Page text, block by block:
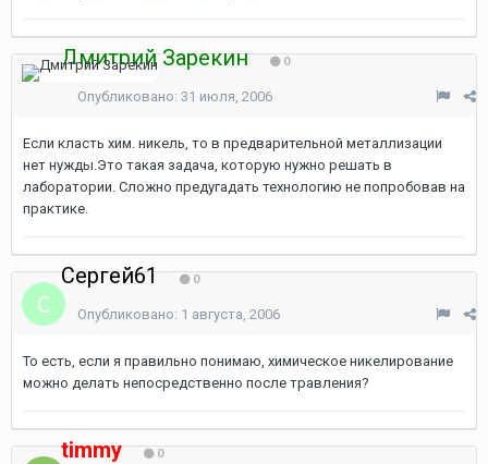
Дмитрий Зарекин 0
Опубликовано: 31 июля, 2006
Если класть хим. никель, то в предварительной металлизации
нет нужды.Это такая задача, которую нужно решать в
лаборатории. Сложно предугадать технологию не попробовав на
практике.
Сергей61 0
Опубликовано: 1 августа, 2006
То есть, если я правильно понимаю, химическое никелирование
можно делать непосредственно после травления?
timmy 0